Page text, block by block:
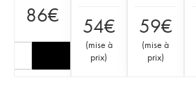
86€ 54€
(mise à
prix)
59€
(mise à
prix)